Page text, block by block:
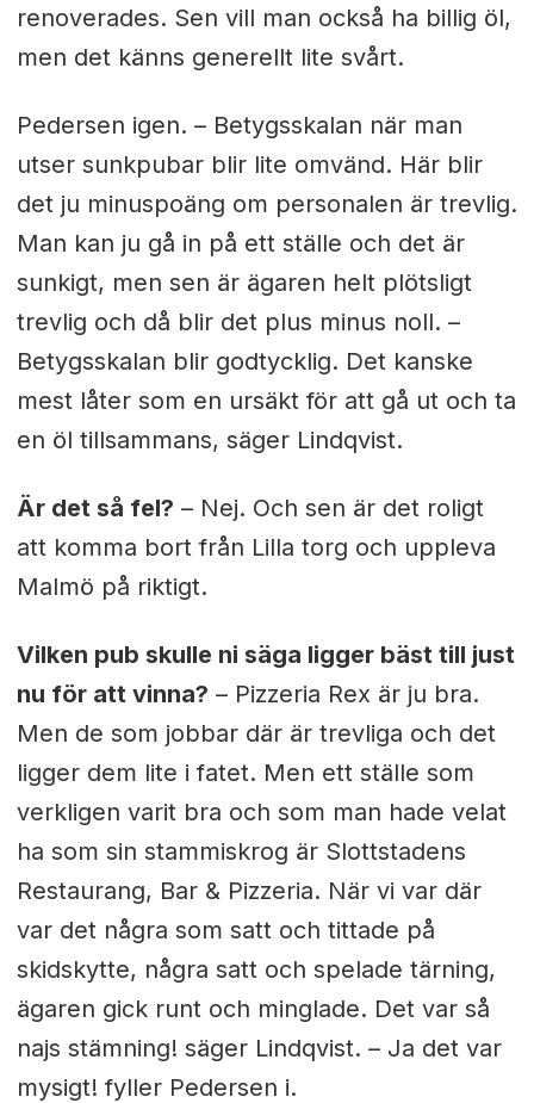
renoverades. Sen vill man också ha billig öl,
men det känns generellt lite svårt.
Pedersen igen. – Betygsskalan när man
utser sunkpubar blir lite omvänd. Här blir
det ju minuspoäng om personalen är trevlig.
Man kan ju gå in på ett ställe och det är
sunkigt, men sen är ägaren helt plötsligt
trevlig och då blir det plus minus noll. –
Betygsskalan blir godtycklig. Det kanske
mest låter som en ursäkt för att gå ut och ta
en öl tillsammans, säger Lindqvist.
Är det så fel? – Nej. Och sen är det roligt
att komma bort från Lilla torg och uppleva
Malmö på riktigt.
Vilken pub skulle ni säga ligger bäst till just
nu för att vinna? – Pizzeria Rex är ju bra.
Men de som jobbar där är trevliga och det
ligger dem lite i fatet. Men ett ställe som
verkligen varit bra och som man hade velat
ha som sin stammiskrog är Slottstadens
Restaurang, Bar & Pizzeria. När vi var där
var det några som satt och tittade på
skidskytte, några satt och spelade tärning,
ägaren gick runt och minglade. Det var så
najs stämning! säger Lindqvist. – Ja det var
mysigt! fyller Pedersen i.